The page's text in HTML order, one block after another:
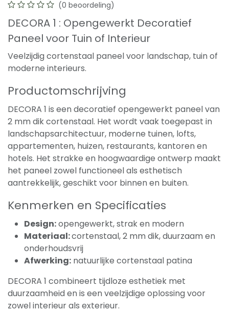
(0 beoordeling)
DECORA 1 : Opengewerkt Decoratief
Paneel voor Tuin of Interieur
Veelzijdig cortenstaal paneel voor landschap, tuin of
moderne interieurs.
Productomschrijving
DECORA 1 is een decoratief opengewerkt paneel van
2 mm dik cortenstaal. Het wordt vaak toegepast in
landschapsarchitectuur, moderne tuinen, lofts,
appartementen, huizen, restaurants, kantoren en
hotels. Het strakke en hoogwaardige ontwerp maakt
het paneel zowel functioneel als esthetisch
aantrekkelijk, geschikt voor binnen en buiten.
Kenmerken en Specificaties
Design:opengewerkt, strak en modern
Materiaal:cortenstaal, 2 mm dik, duurzaam en
onderhoudsvrij
Afwerking: natuurlijke cortenstaal patina
DECORA 1 combineert tijdloze esthetiek met
duurzaamheid en is een veelzijdige oplossing voor
zowel interieur als exterieur.